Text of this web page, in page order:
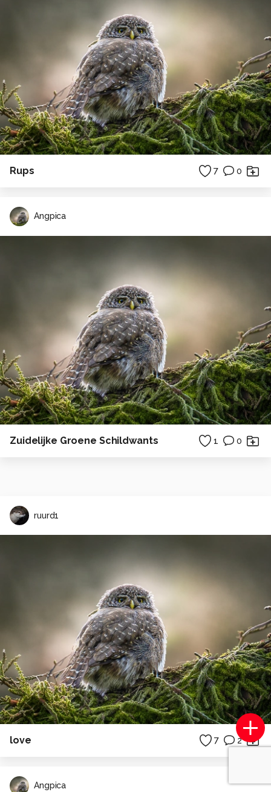
Rups 7 0
Angpica
Zuidelijke Groene Schildwants 1 0
ruurd1
love 7 2
Angpica